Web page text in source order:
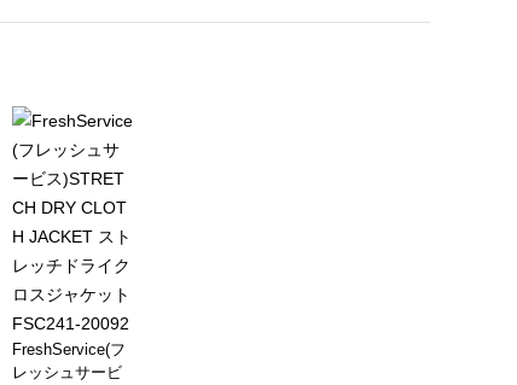
FreshService(フ
レッシュサービ